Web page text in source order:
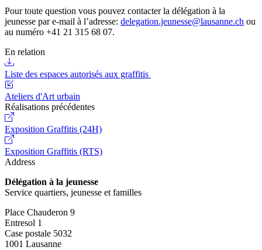
Pour toute question vous pouvez contacter la délégation à la
jeunesse par e-mail à l’adresse: delegation.jeunesse@lausanne.ch ou
au numéro +41 21 315 68 07.
En relation
Liste des espaces autorisés aux graffitis
Ateliers d'Art urbain
Réalisations précédentes
Exposition Graffitis (24H)
Exposition Graffitis (RTS)
Address
Délégation à la jeunesse
Service quartiers, jeunesse et familles
Place Chauderon 9
Entresol 1
Case postale 5032
1001 Lausanne